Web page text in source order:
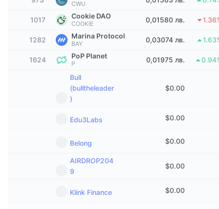
Пазари за прогнози
Набиращи популярност
Потоци от ETF
Крипто ETF-и
Борсово търгувани фондове на Биткойн
Борсово търгувани фондове на Етериум
Технически анализ
CMC Агентски хъб
Пазар на умения
Уиджети на сайта
Изследвания
Видеоклипове
Терминологичен речник
CWU
1017 Cookie DAO
COOKIE 0,01580 лв.
1282 Marina Protocol
BAY 0,03074 лв.
1624 PoP Planet
P 0,01975 лв.
Bull
(bulltheleader
)
$0.00
Edu3Labs $0.00
Belong $0.00
AIRDROP204
9
$0.00
Klink Finance $0.00